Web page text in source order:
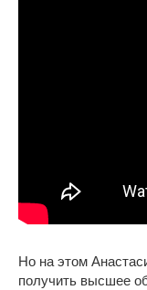
Но на этом
получить высшее